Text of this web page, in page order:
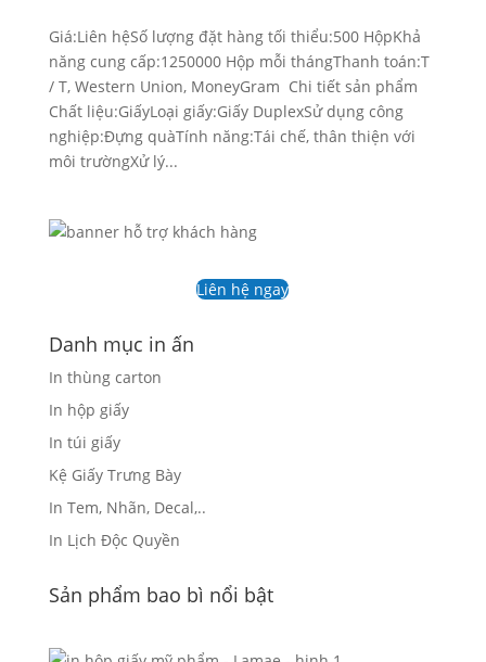
Giá:Liên hệSố lượng đặt hàng tối thiểu:500 HộpKhả
năng cung cấp:1250000 Hộp mỗi thángThanh toán:T
/ T, Western Union, MoneyGram Chi tiết sản phẩm
Chất liệu:GiấyLoại giấy:Giấy DuplexSử dụng công
nghiệp:Đựng quàTính năng:Tái chế, thân thiện với
môi trườngXử lý...
Liên hệ ngay
Danh mục in ấn
In thùng carton
In hộp giấy
In túi giấy
Kệ Giấy Trưng Bày
In Tem, Nhãn, Decal,..
In Lịch Độc Quyền
Sản phẩm bao bì nổi bật